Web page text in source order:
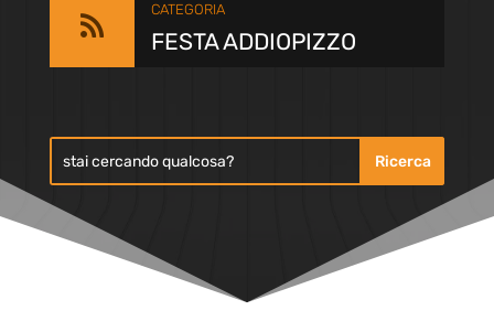

CATEGORIA
FESTA ADDIOPIZZO